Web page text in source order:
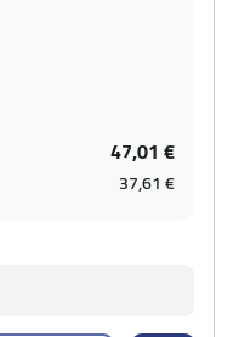
47,01 €
37,61 €